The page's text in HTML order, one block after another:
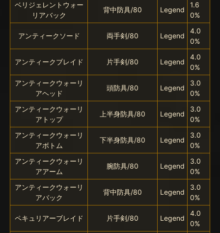
ベリジェレントウォー
リアバック
背中防具/80 Legend
1.6
0%
アンティークソード 両手剣/80 Legend
4.0
0%
アンティークブレイド 片手剣/80 Legend
4.0
0%
アンティークウォーリ
アヘッド
頭防具/80 Legend
3.0
0%
アンティークウォーリ
アトップ
上半身防具/80 Legend
3.0
0%
アンティークウォーリ
アボトム
下半身防具/80 Legend
3.0
0%
アンティークウォーリ
アアーム
腕防具/80 Legend
3.0
0%
アンティークウォーリ
アバック
背中防具/80 Legend
3.0
0%
ペキュリアーブレイド 片手剣/80 Legend
4.0
0%